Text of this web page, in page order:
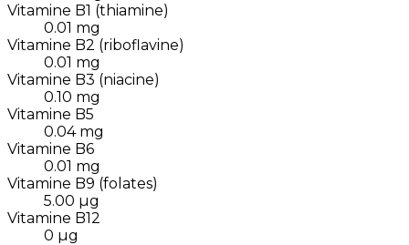
Vitamine B1 (thiamine)
0.01 mg
Vitamine B2 (riboflavine)
0.01 mg
Vitamine B3 (niacine)
0.10 mg
Vitamine B5
0.04 mg
Vitamine B6
0.01 mg
Vitamine B9 (folates)
5.00 µg
Vitamine B12
0 µg